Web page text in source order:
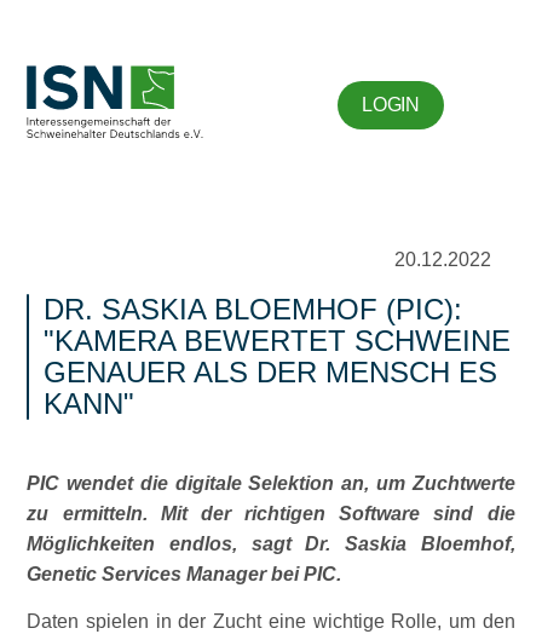
LOGIN
20.12.2022
DR. SASKIA BLOEMHOF (PIC):
KAMERA BEWERTET SCHWEINE
GENAUER ALS DER MENSCH ES
KANN
PIC wendet die digitale Selektion an, um Zuchtwerte
zu ermitteln. Mit der richtigen Software sind die
Möglichkeiten endlos, sagt Dr. Saskia Bloemhof,
Genetic Services Manager bei PIC.
Daten spielen in der Zucht eine wichtige Rolle, um den